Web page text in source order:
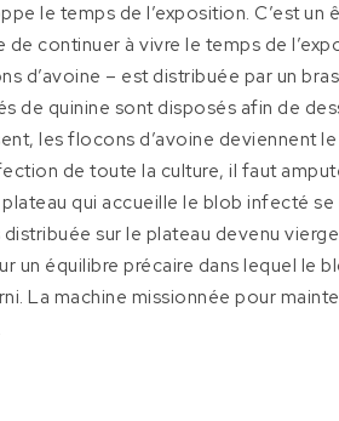
le temps de l’exposition. C’est un
continuer à vivre le temps de
d’avoine – est distribuée par un
de quinine sont disposés afin de
les flocons d’avoine deviennent
de toute la culture, il faut
qui accueille le blob infecté
sur le plateau devenu
un équilibre précaire dans lequel le
La machine missionnée pour